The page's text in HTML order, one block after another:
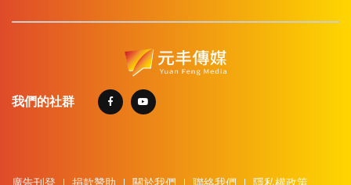
我們的社群
廣告刊登 捐款贊助 關於我們 聯絡我們 隱私權政策